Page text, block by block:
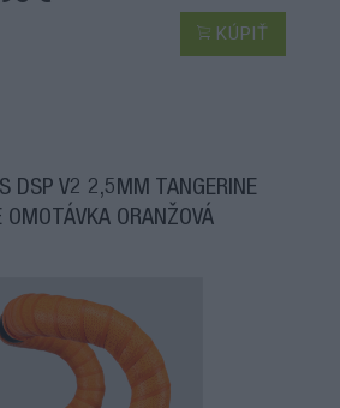
KÚPIŤ
DSP V2 2,5MM TANGERINE
OMOTÁVKA ORANŽOVÁ